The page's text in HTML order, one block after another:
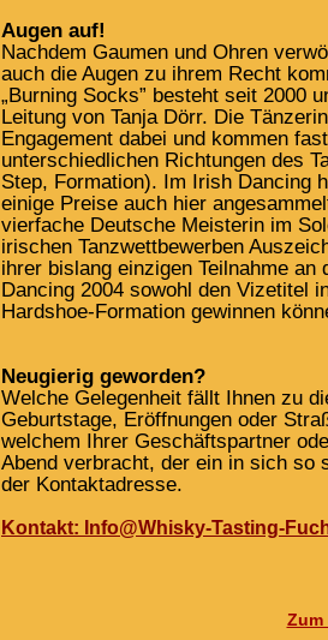
Augen auf!
Nachdem Gaumen und Ohren
auch die Augen zu ihrem Recht
„Burning Socks” besteht seit 2000
Leitung von Tanja Dörr. Die
Engagement dabei und kommen
unterschiedlichen Richtungen des
Step, Formation). Im Irish Dancing
einige Preise auch hier
vierfache Deutsche Meisterin im
irischen Tanzwettbewerben
ihrer bislang einzigen Teilnahme
Dancing 2004 sowohl den Vizetitel
Hardshoe-Formation gewinnen
Neugierig geworden?
Welche Gelegenheit fällt Ihnen zu
Geburtstage, Eröffnungen oder
welchem Ihrer Geschäftspartner
Abend verbracht, der ein in sich so
der Kontaktadresse.
Kontakt: Info@Whisky-Tasting-
Zum